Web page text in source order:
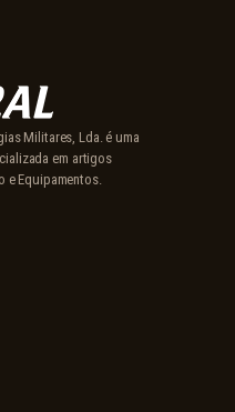
Militares, Lda. é uma
em artigos
e Equipamentos.